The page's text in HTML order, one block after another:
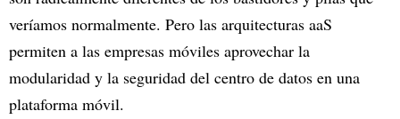
veríamos normalmente. Pero las arquitecturas aaS
permiten a las empresas móviles aprovechar la
modularidad y la seguridad del centro de datos en una
plataforma móvil.